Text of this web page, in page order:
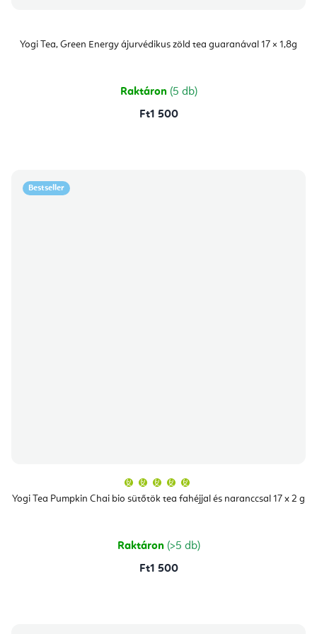
Yogi Tea, Green Energy ájurvédikus zöld tea guaranával 17 × 1,8g
Raktáron (5 db)
Ft1 500
Bestseller
Yogi Tea Pumpkin Chai bio sütőtök tea fahéjjal és naranccsal 17 x 2 g
átlagos
értékelése
csillag.
Raktáron (>5 db)
Ft1 500